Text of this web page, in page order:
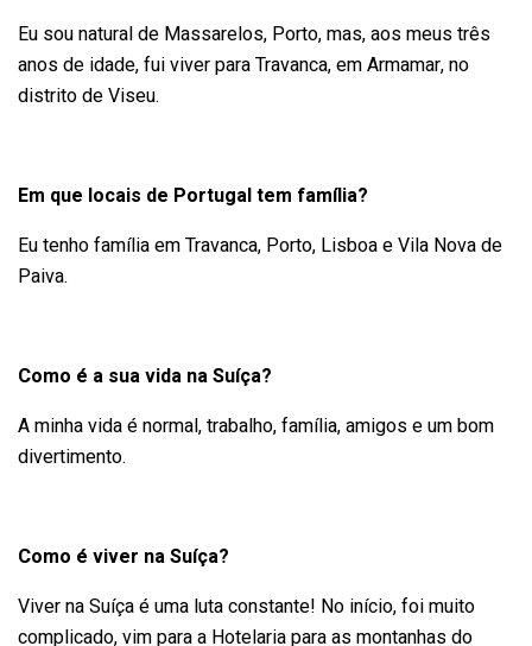
Eu sou natural de Massarelos, Porto, mas, aos meus três
anos de idade, fui viver para Travanca, em Armamar, no
distrito de Viseu.
Em que locais de Portugal tem família?
Eu tenho família em Travanca, Porto, Lisboa e Vila Nova de
Paiva.
Como é a sua vida na Suíça?
A minha vida é normal, trabalho, família, amigos e um bom
divertimento.
Como é viver na Suíça?
Viver na Suíça é uma luta constante! No início, foi muito
complicado, vim para a Hotelaria para as montanhas do